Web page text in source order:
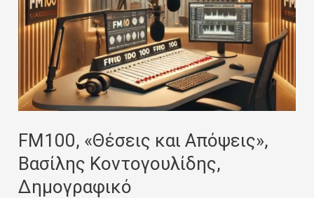
FM100, «Θέσεις και Απόψεις»,
Βασίλης Κοντογουλίδης,
Δημογραφικό